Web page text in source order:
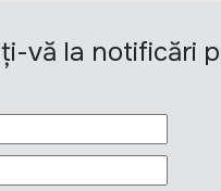
vă la notificări